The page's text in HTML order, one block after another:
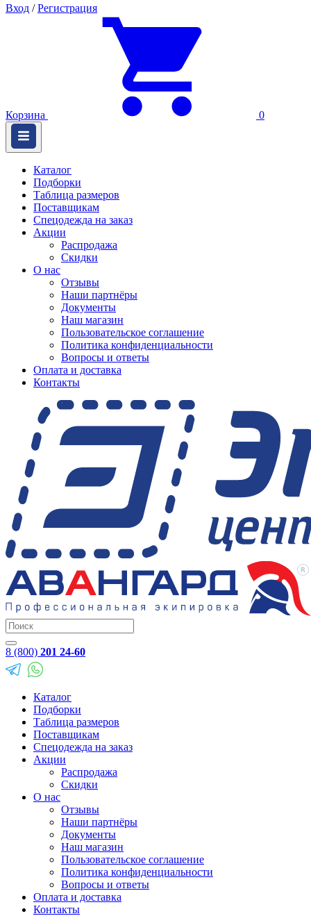
Вход / Регистрация
Корзина 0
Каталог
Подборки
Таблица размеров
Поставщикам
Спецодежда на заказ
Акции
Распродажа
Скидки
О нас
Отзывы
Наши партнёры
Документы
Наш магазин
Пользовательское соглашение
Политика конфиденциальности
Вопросы и ответы
Оплата и доставка
Контакты
8 (800) 201 24-60
Каталог
Подборки
Таблица размеров
Поставщикам
Спецодежда на заказ
Акции
Распродажа
Скидки
О нас
Отзывы
Наши партнёры
Документы
Наш магазин
Пользовательское соглашение
Политика конфиденциальности
Вопросы и ответы
Оплата и доставка
Контакты